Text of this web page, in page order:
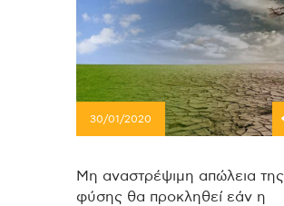
30/01/2020
Μη αναστρέψιμη απώλεια της
φύσης θα προκληθεί εάν η